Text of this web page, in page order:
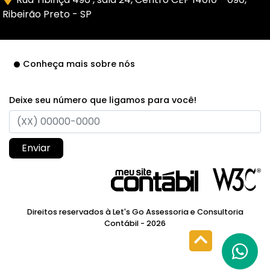
Ribeirão Preto - SP
Conheça mais sobre nós
Deixe seu número que ligamos para você!
Enviar
Direitos reservados à Let's Go Assessoria e Consultoria
Contábil - 2026